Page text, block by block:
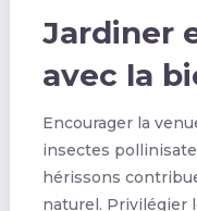
Jardiner
avec la
Encourager la
insectes
hérissons
naturel. Privilégier